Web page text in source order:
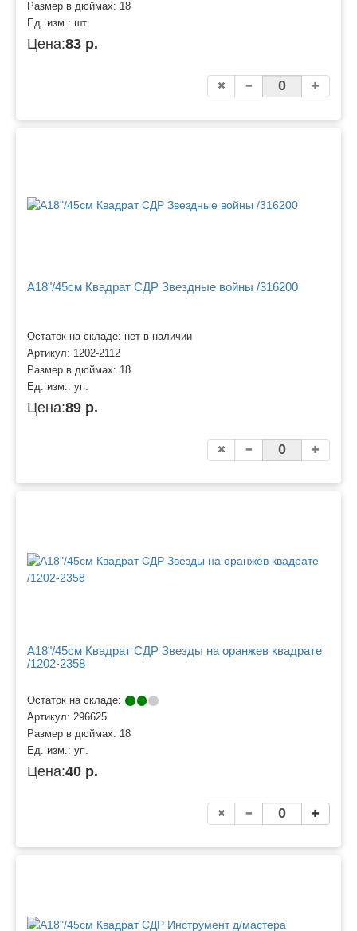
Размер в дюймах: 18
Ед. изм.: шт.
Цена:83 р.
A18"/45см Квадрат СДР Звездные войны /316200
Остаток на складе: нет в наличии
Артикул: 1202-2112
Размер в дюймах: 18
Ед. изм.: уп.
Цена:89 р.
A18"/45см Квадрат СДР Звезды на оранжев квадрате
/1202-2358
Остаток на складе:
Артикул: 296625
Размер в дюймах: 18
Ед. изм.: уп.
Цена:40 р.